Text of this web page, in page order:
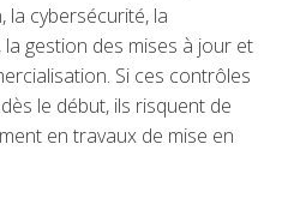
la cybersécurité, la
gestion des mises à jour et
Si ces contrôles
le début, ils risquent de
en travaux de mise en